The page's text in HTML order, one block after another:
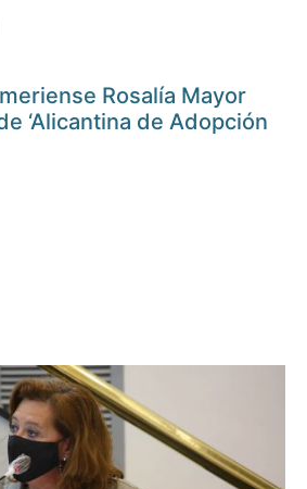
Rosalía Mayor
‘Alicantina de Adopción